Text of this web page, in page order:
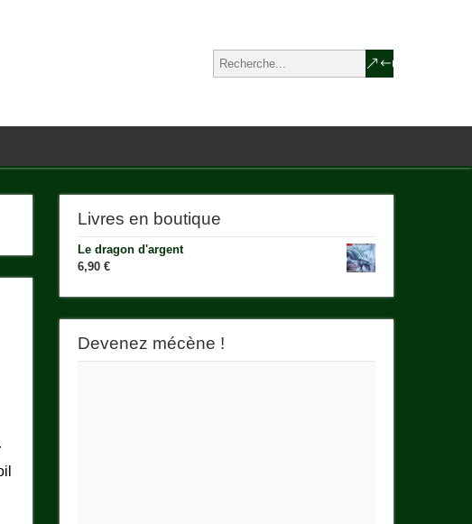
Livres en boutique
Le dragon d'argent
6,90 €
Devenez mécène !